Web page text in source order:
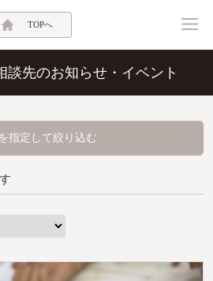
TOPへ
談先のお知らせ・イベント
指定して絞り込む